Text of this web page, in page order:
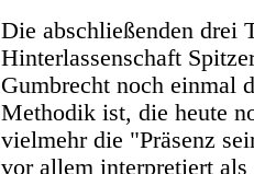
Die abschließenden drei
Hinterlassenschaft
Gumbrecht noch einmal
Methodik ist, die heute
vielmehr die "Präsenz
vor allem interpretiert